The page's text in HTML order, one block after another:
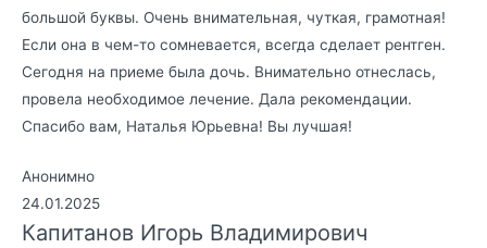
большой буквы. Очень внимательная, чуткая, грамотная!
Если она в чем-то сомневается, всегда сделает рентген.
Сегодня на приеме была дочь. Внимательно отнеслась,
провела необходимое лечение. Дала рекомендации.
Спасибо вам, Наталья Юрьевна! Вы лучшая!
Анонимно
24.01.2025
Капитанов Игорь Владимирович